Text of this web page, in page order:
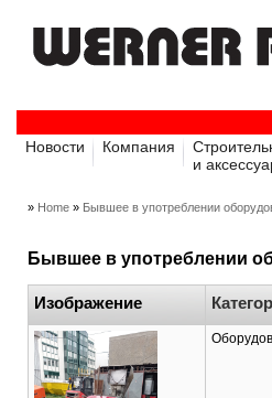
Новости Компания
и
» Home » Бывшее в употреблении
Бывшее в употреблении
Изображение